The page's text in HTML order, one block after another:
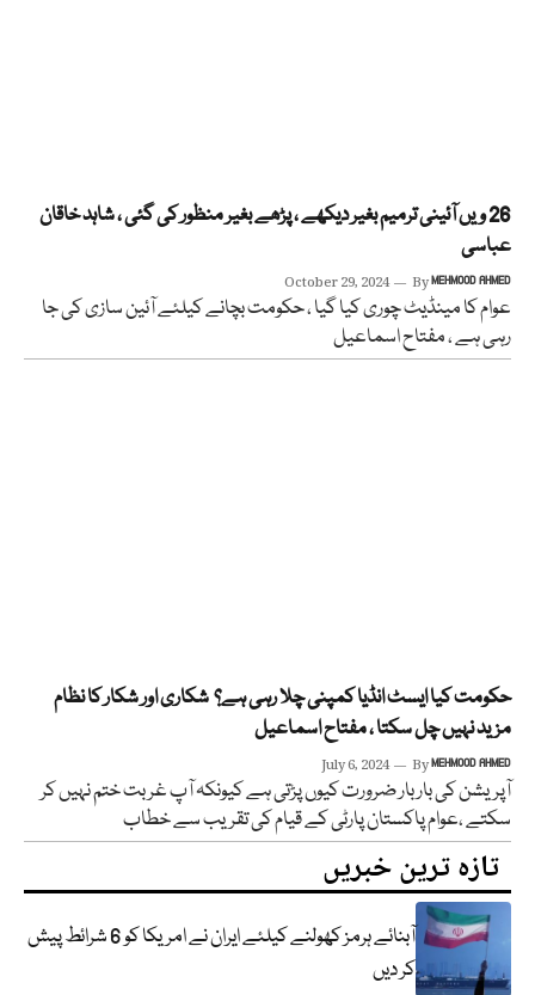
26 ویں آئینی ترمیم بغیر دیکھے ، پڑھے بغیر منظور کی گئی ، شاہد خاقان
عباسی
October 29, 2024 ByMEHMOOD AHMED
عوام کا مینڈیٹ چوری کیا گیا ، حکومت بچانے کیلئے آئین سازی کی جا
رہی ہے ، مفتاح اسماعیل
حکومت کیا ایسٹ انڈیا کمپنی چلا رہی ہے؟ شکاری اور شکار کا نظام
مزید نہیں چل سکتا ، مفتاح اسماعیل
July 6, 2024 ByMEHMOOD AHMED
آپریشن کی بار بار ضرورت کیوں پڑتی ہے کیونکہ آپ غربت ختم نہیں کر
سکتے ،عوام پاکستان پارٹی کے قیام کی تقریب سے خطاب
تازہ ترین خبریں
آبنائے ہرمز کھولنے کیلئے ایران نے امریکا کو 6 شرائط پیش
کر دیں